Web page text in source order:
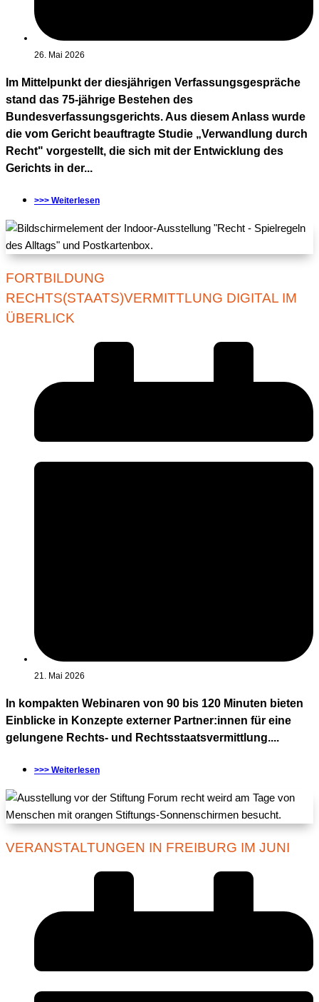
26. Mai 2026
Im Mittelpunkt der diesjährigen Verfassungsgespräche
stand das 75-jährige Bestehen des
Bundesverfassungsgerichts. Aus diesem Anlass wurde
die vom Gericht beauftragte Studie „Verwandlung durch
Recht" vorgestellt, die sich mit der Entwicklung des
Gerichts in der...
>>> Weiterlesen
FORTBILDUNG
RECHTS(STAATS)VERMITTLUNG DIGITAL IM
ÜBERLICK
21. Mai 2026
In kompakten Webinaren von 90 bis 120 Minuten bieten
Einblicke in Konzepte externer Partner:innen für eine
gelungene Rechts- und Rechtsstaatsvermittlung....
>>> Weiterlesen
VERANSTALTUNGEN IN FREIBURG IM JUNI